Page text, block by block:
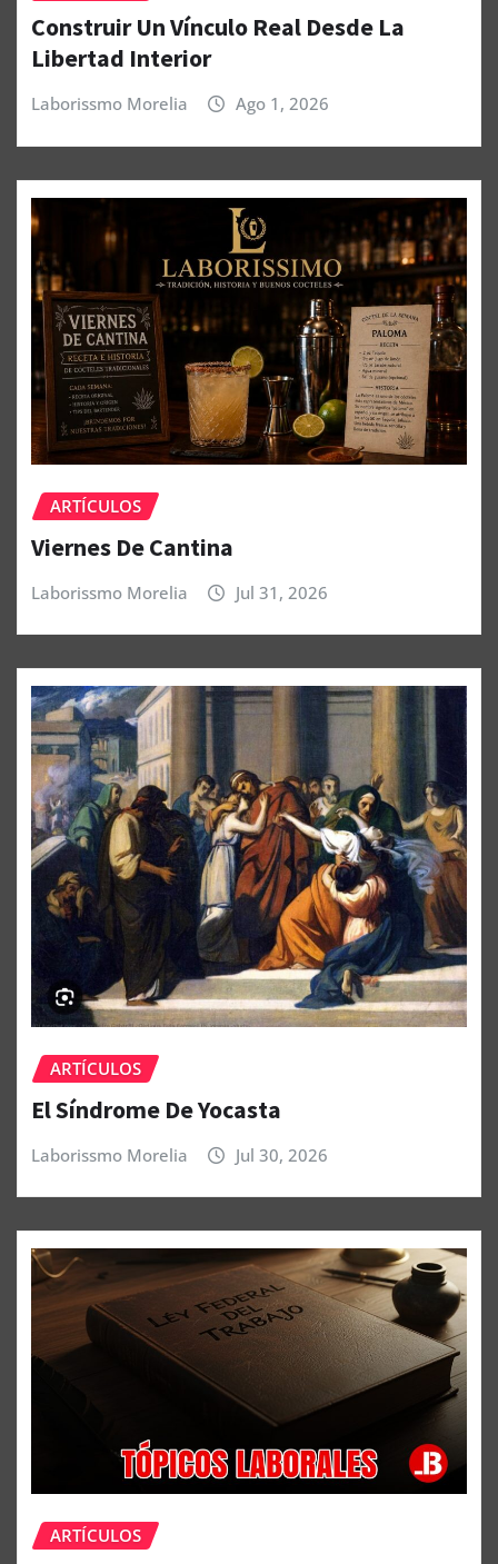
Construir Un Vínculo Real Desde La
Libertad Interior
Laborissmo Morelia Ago 1, 2026
ARTÍCULOS
Viernes De Cantina
Laborissmo Morelia Jul 31, 2026
ARTÍCULOS
El Síndrome De Yocasta
Laborissmo Morelia Jul 30, 2026
ARTÍCULOS